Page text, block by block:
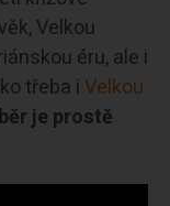
Velkou
éru, ale i
třeba i Velkou
je prostě